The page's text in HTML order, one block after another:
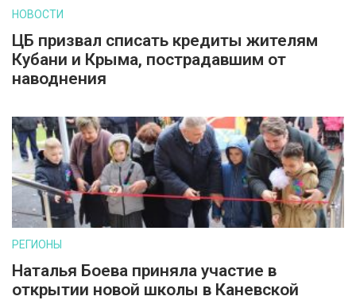
НОВОСТИ
ЦБ призвал списать кредиты жителям
Кубани и Крыма, пострадавшим от
наводнения
РЕГИОНЫ
Наталья Боева приняла участие в
открытии новой школы в Каневской